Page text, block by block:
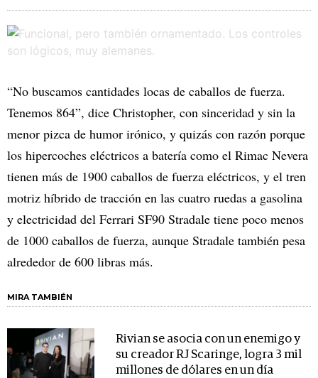
“No buscamos cantidades locas de caballos de fuerza.
Tenemos 864”, dice Christopher, con sinceridad y sin la
menor pizca de humor irónico, y quizás con razón porque
los hipercoches eléctricos a batería como el Rimac Nevera
tienen más de 1900 caballos de fuerza eléctricos, y el tren
motriz híbrido de tracción en las cuatro ruedas a gasolina
y electricidad del Ferrari SF90 Stradale tiene poco menos
de 1000 caballos de fuerza, aunque Stradale también pesa
alrededor de 600 libras más.
MIRA TAMBIÉN
Rivian se asocia con un enemigo y
su creador RJ Scaringe, logra 3 mil
millones de dólares en un día